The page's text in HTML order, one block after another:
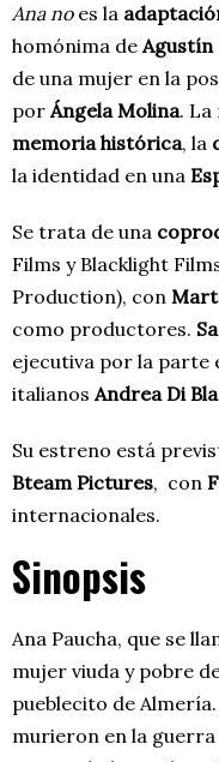
Ana no es la
homónima deAgustín
de una mujer en la
porÁngela Molina. La
memoria histórica, la
la identidad en una
Se trata de una
Films y Blacklight
Production), con
como productores.
ejecutiva por la parte
italianosAndrea Di
Su estreno está
Bteam Pictures, con
internacionales.
Sinopsis
Ana Paucha, que se
mujer viuda y pobre
pueblecito de
murieron en la guerra